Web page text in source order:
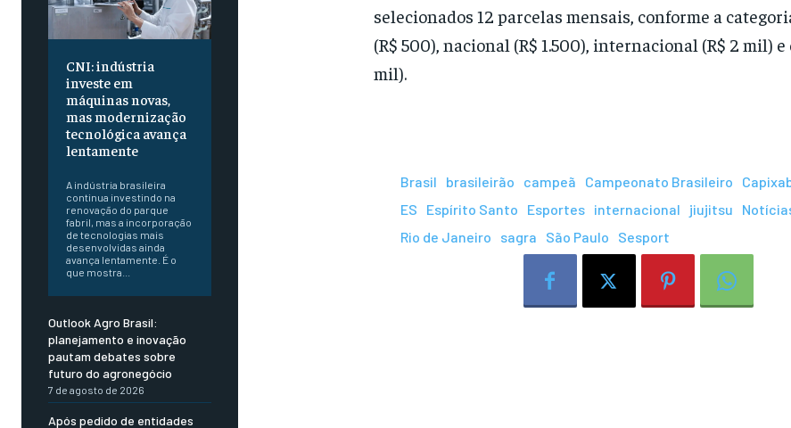
CNI: indústria
investe em
máquinas novas,
mas modernização
tecnológica avança
lentamente
A indústria brasileira
continua investindo na
renovação do parque
fabril, mas a incorporação
de tecnologias mais
desenvolvidas ainda
avança lentamente. É o
que mostra...
Outlook Agro Brasil:
planejamento e inovação
pautam debates sobre
futuro do agronegócio
7 de agosto de 2026
Após pedido de entidades
selecionados 12 parcelas mensais, conforme a
(R$ 500), nacional (R$ 1.500), internacional (R$ 2 mil) e
mil).
Brasil brasileirão campeã Campeonato Brasileiro
ES
Espírito Santo Esportes internacional jiujitsu
Rio de Janeiro
sagra São Paulo Sesport